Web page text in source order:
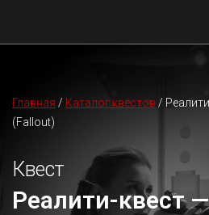
Главная / Каталог квестов /
(Fallout)
Квест
Реалити-квест